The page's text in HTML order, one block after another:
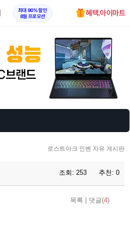
최대 90% 할인
8월 프로모션
혜택.아이마트
로스트아크 인벤 자유 게시판
조회: 253 추천: 0
목록 댓글(4)